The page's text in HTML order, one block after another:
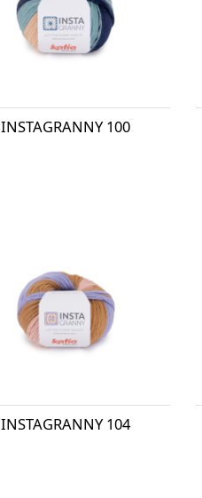
INSTAGRANNY 100
INSTAGRANNY 104